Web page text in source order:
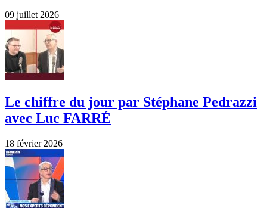
09 juillet 2026
Le chiffre du jour par Stéphane Pedrazzi
avec Luc FARRÉ
18 février 2026